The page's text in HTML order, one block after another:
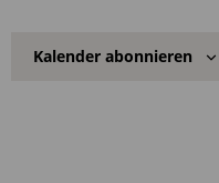
Kalender abonnieren